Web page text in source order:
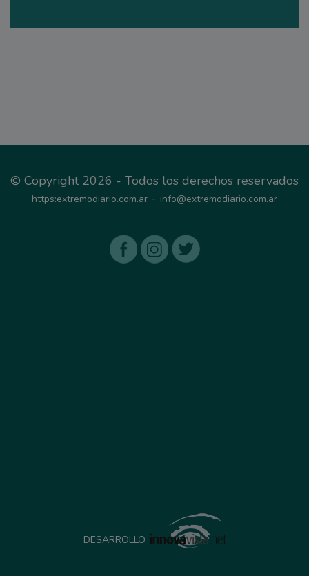
© Copyright 2026 - Todos los derechos reservados
https:extremodiario.com.ar - info@extremodiario.com.ar
DESARROLLO